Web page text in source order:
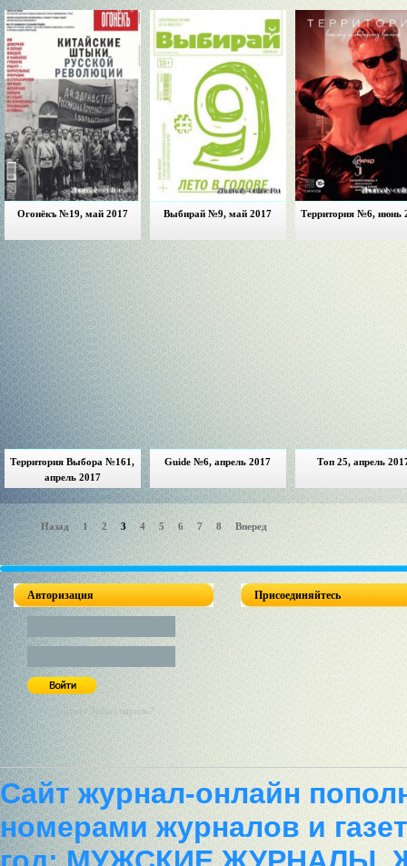
Огонёкъ №19, май 2017 Выбирай №9, май 2017 Территория №6, июнь
Территория Выбора №161,
апрель 2017
Guide №6, апрель 2017 Топ 25, апрель
Назад 1 2 3 4 5 6 7 8 Вперед
Авторизация
Регистрация / Забыл пароль?
Присоединяйтесь
Сайт журнал-онлайн
номерами журналов и